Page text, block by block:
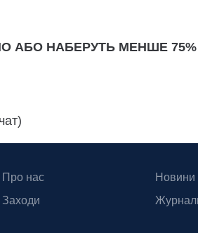
АБО НАБЕРУТЬ МЕНШЕ
Про нас
Новини
Заходи